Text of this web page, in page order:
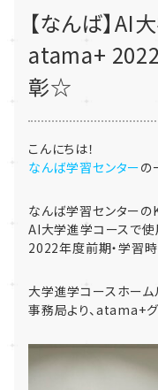
【なんば】AI
atama+
彰☆
こんにちは！
なんば学習センターの
なんば学習センターの
AI大学進学コースで
2022年度前期・学習
大学進学コースホーム
事務局より、atama+